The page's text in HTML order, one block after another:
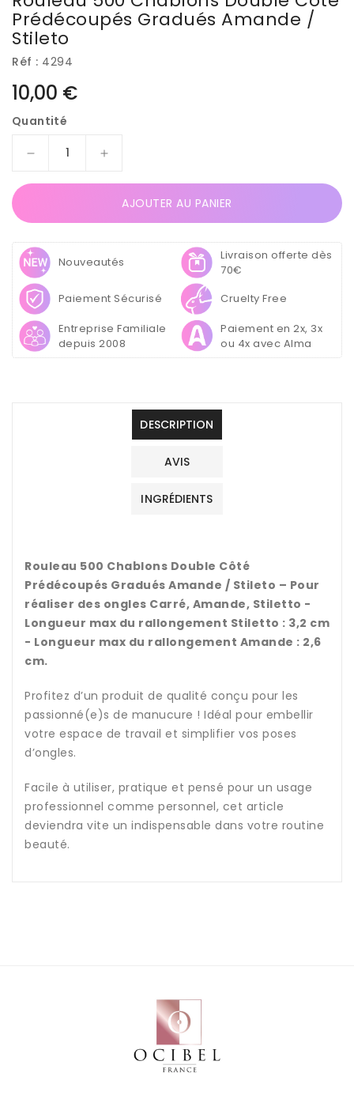
Prédécoupés Gradués Amande /
Stileto
Réf : 4294
Prix
habituel
10,00 €
Quantité
Réduire
Rouleau
500
Chablons
Double
Côté
Prédécoupés
Gradués
Amande
/
Augmenter
Rouleau
500
Chablons
Côté
Prédécoupés
Gradués
Amande
/
AJOUTER AU PANIER
Nouveautés
Livraison offerte dès
70€
Paiement Sécurisé
Cruelty Free
Entreprise Familiale
depuis 2008
Paiement en 2x, 3x
ou 4x avec Alma
DESCRIPTION
AVIS
INGRÉDIENTS
Rouleau 500 Chablons Double Côté
Prédécoupés Gradués Amande / Stileto – Pour
réaliser des ongles Carré, Amande, Stiletto -
Longueur max du rallongement Stiletto : 3,2 cm
- Longueur max du rallongement Amande : 2,6
cm.
Profitez d’un produit de qualité conçu pour les
passionné(e)s de manucure ! Idéal pour embellir
votre espace de travail et simplifier vos poses
d’ongles.
Facile à utiliser, pratique et pensé pour un usage
professionnel comme personnel, cet article
deviendra vite un indispensable dans votre routine
beauté.